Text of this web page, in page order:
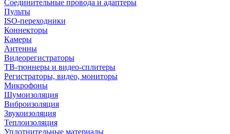
Соединительные провода и адаптеры
Пульты
ISO-переходники
Коннекторы
Камеры
Антенны
Видеорегистраторы
ТВ-тюннеры и видео-сплитеры
Регистраторы, видео, мониторы
Микрофоны
Шумоизоляция
Виброизоляция
Звукоизоляция
Теплоизоляция
Уплотнительные материалы